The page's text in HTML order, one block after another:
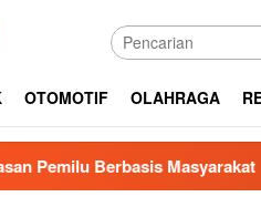
OTOMOTIF OLAHRAGA
Berbasis Masyarakat